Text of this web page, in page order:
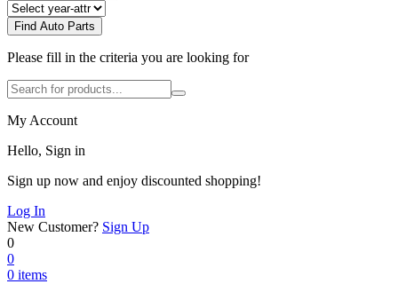
Find Auto Parts
Please fill in the criteria you are looking for
My Account
Hello, Sign in
Sign up now and enjoy discounted shopping!
Log In
New Customer? Sign Up
0
0
0 items